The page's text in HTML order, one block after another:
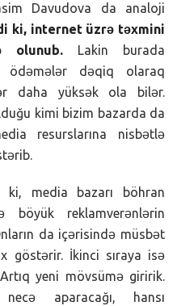
Davudova da analoji
ki, internet üzrə təxmini
olunub.
Lakin burada
dəqiq olaraq
daha yüksək ola bilər.
kimi bizim bazarda da
resurslarına nisbətlə
media bazarı böhran
reklamverənlərin
da içərisində müsbət
göstərir. İkinci sıraya isə
yeni mövsümə giririk.
aparacağı, hansı